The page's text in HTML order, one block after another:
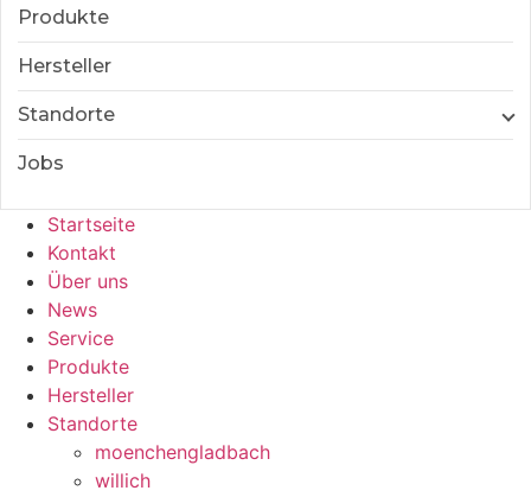
Produkte
Hersteller
Standorte
Jobs
Startseite
Kontakt
Über uns
News
Service
Produkte
Hersteller
Standorte
moenchengladbach
willich